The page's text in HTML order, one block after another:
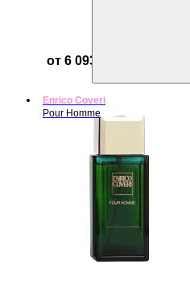
от 6 093 ₽
Enrico Coveri
Pour Homme